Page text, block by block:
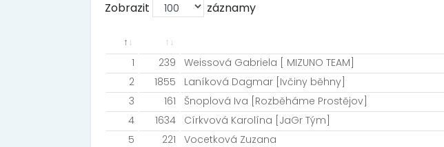
Zobrazit záznamy
1
239 Weissová Gabriela [ MIZUNO TEAM]
2
1855 Laníková Dagmar [Ivčiny běhny]
3
161 Šnoplová Iva [Rozběháme Prostějov]
4
1634 Církvová Karolína [JaGr Tým]
5
221 Vocetková Zuzana